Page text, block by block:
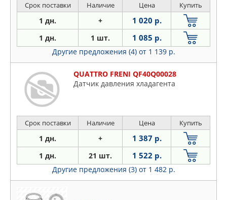
Срок поставки Наличие Цена Купить
1 дн. + 1 020 р.
1 дн. 1 шт. 1 085 р.
Другие предложения (4) от 1 139 р.
QUATTRO FRENI QF40Q00028
Датчик давления хладагента
Срок поставки Наличие Цена Купить
1 дн. + 1 387 р.
1 дн. 21 шт. 1 522 р.
Другие предложения (3) от 1 482 р.